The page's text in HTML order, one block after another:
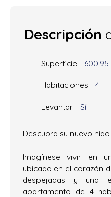
Descripción
Superficie : 600.95
Habitaciones : 4
Levantar : Sí
Descubra su nuevo
Imagínese vivir en
ubicado en el corazón
despejadas y una
apartamento de 4